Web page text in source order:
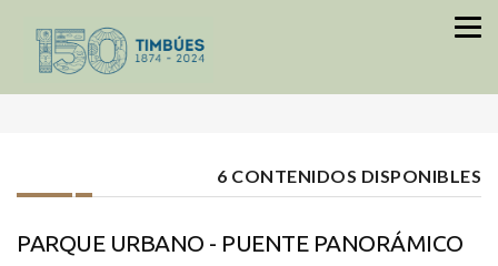
TURISMO PARQUE URBANO
6 CONTENIDOS DISPONIBLES
PARQUE URBANO - PUENTE PANORÁMICO